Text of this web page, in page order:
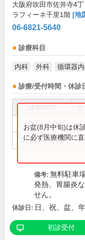
大阪府吹田市佐井寺4
ラフィーネ千里1階 [地
06-6821-5640
診療科目
内科 外科 循環器
診療/受付時間・休診
9:00～12:00 ●
16:00～19:00 ●
お盆(8月中旬)は休
に必ず医療機関に
備考: 無料駐車
発熱、胃腸炎
せん。
休診日: 日、祝、盆、
初診受付